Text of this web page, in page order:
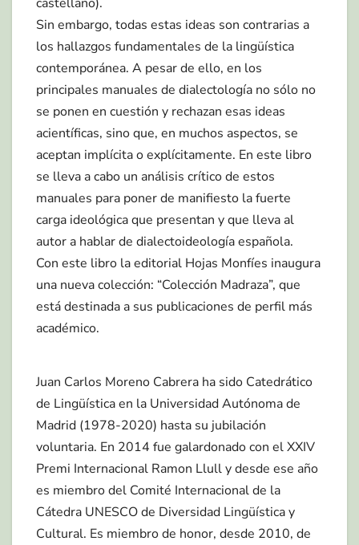
Sin embargo, todas estas ideas son contrarias a
los hallazgos fundamentales de la lingüística
contemporánea. A pesar de ello, en los
principales manuales de dialectología no sólo no
se ponen en cuestión y rechazan esas ideas
acientíficas, sino que, en muchos aspectos, se
aceptan implícita o explícitamente. En este libro
se lleva a cabo un análisis crítico de estos
manuales para poner de manifiesto la fuerte
carga ideológica que presentan y que lleva al
autor a hablar de dialectoideología española.
Con este libro la editorial Hojas Monfíes inaugura
una nueva colección: “Colección Madraza”, que
está destinada a sus publicaciones de perfil más
académico.
Juan Carlos Moreno Cabrera ha sido Catedrático
de Lingüística en la Universidad Autónoma de
Madrid (1978-2020) hasta su jubilación
voluntaria. En 2014 fue galardonado con el XXIV
Premi Internacional Ramon Llull y desde ese año
es miembro del Comité Internacional de la
Cátedra UNESCO de Diversidad Lingüística y
Cultural. Es miembro de honor, desde 2010, de